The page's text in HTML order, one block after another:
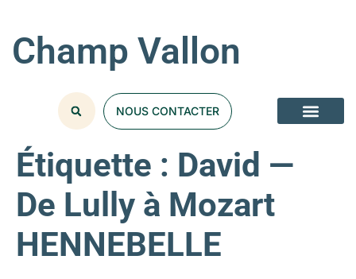
Champ Vallon
NOUS CONTACTER
Étiquette : David —
De Lully à Mozart
HENNEBELLE